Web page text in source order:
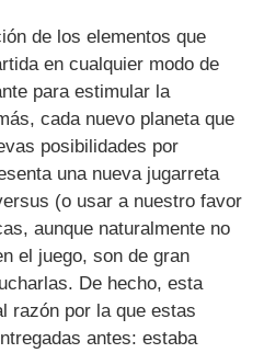
de los elementos que
en cualquier modo de
para estimular la
cada nuevo planeta que
posibilidades por
una nueva jugarreta
(o usar a nuestro favor
aunque naturalmente no
el juego, son de gran
De hecho, esta
razón por la que estas
antes: estaba